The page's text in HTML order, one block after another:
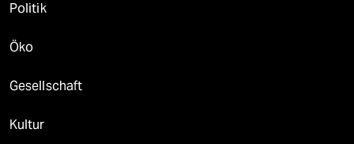
Politik
Öko
Gesellschaft
Kultur